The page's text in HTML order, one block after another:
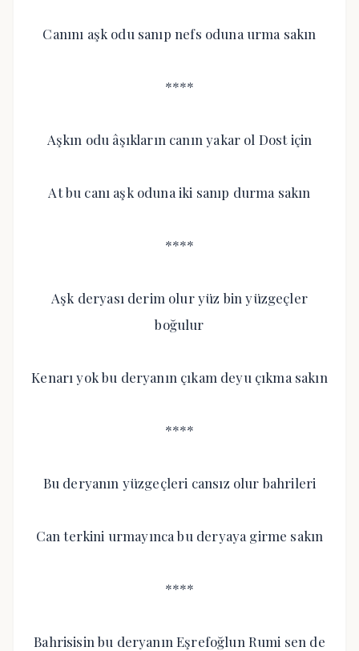
Canını aşk odu sanıp nefs oduna urma sakın
****
Aşkın odu âşıkların canın yakar ol Dost için
At bu canı aşk oduna iki sanıp durma sakın
****
Aşk deryası derim olur yüz bin yüzgeçler
boğulur
Kenarı yok bu deryanın çıkam deyu çıkma sakın
****
Bu deryanın yüzgeçleri cansız olur bahrileri
Can terkini urmayınca bu deryaya girme sakın
****
Bahrisisin bu deryanın Eşrefoğlun Rumi sen de